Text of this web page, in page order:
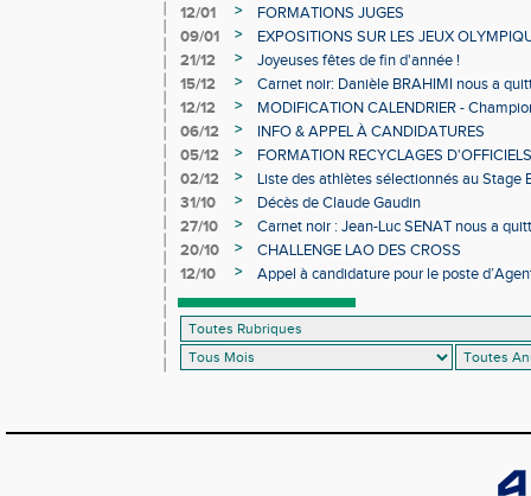
12/01
>
FORMATIONS JUGES
09/01
>
EXPOSITIONS SUR LES JEUX
21/12
>
Joyeuses fêtes de fin d'année !
15/12
>
Carnet noir: Danièle BRAHIMI nous a
12/12
>
MODIFICATION CALENDRIER -
06/12
>
INFO & APPEL À CANDIDATURES
05/12
>
FORMATION RECYCLAGES D'OFFICIELS
02/12
>
Liste des athlètes sélectionnés au Stage
31/10
>
Décès de Claude Gaudin
27/10
>
Carnet noir : Jean-Luc SENAT nous a
20/10
>
CHALLENGE LAO DES CROSS
12/10
>
Appel à candidature pour le poste